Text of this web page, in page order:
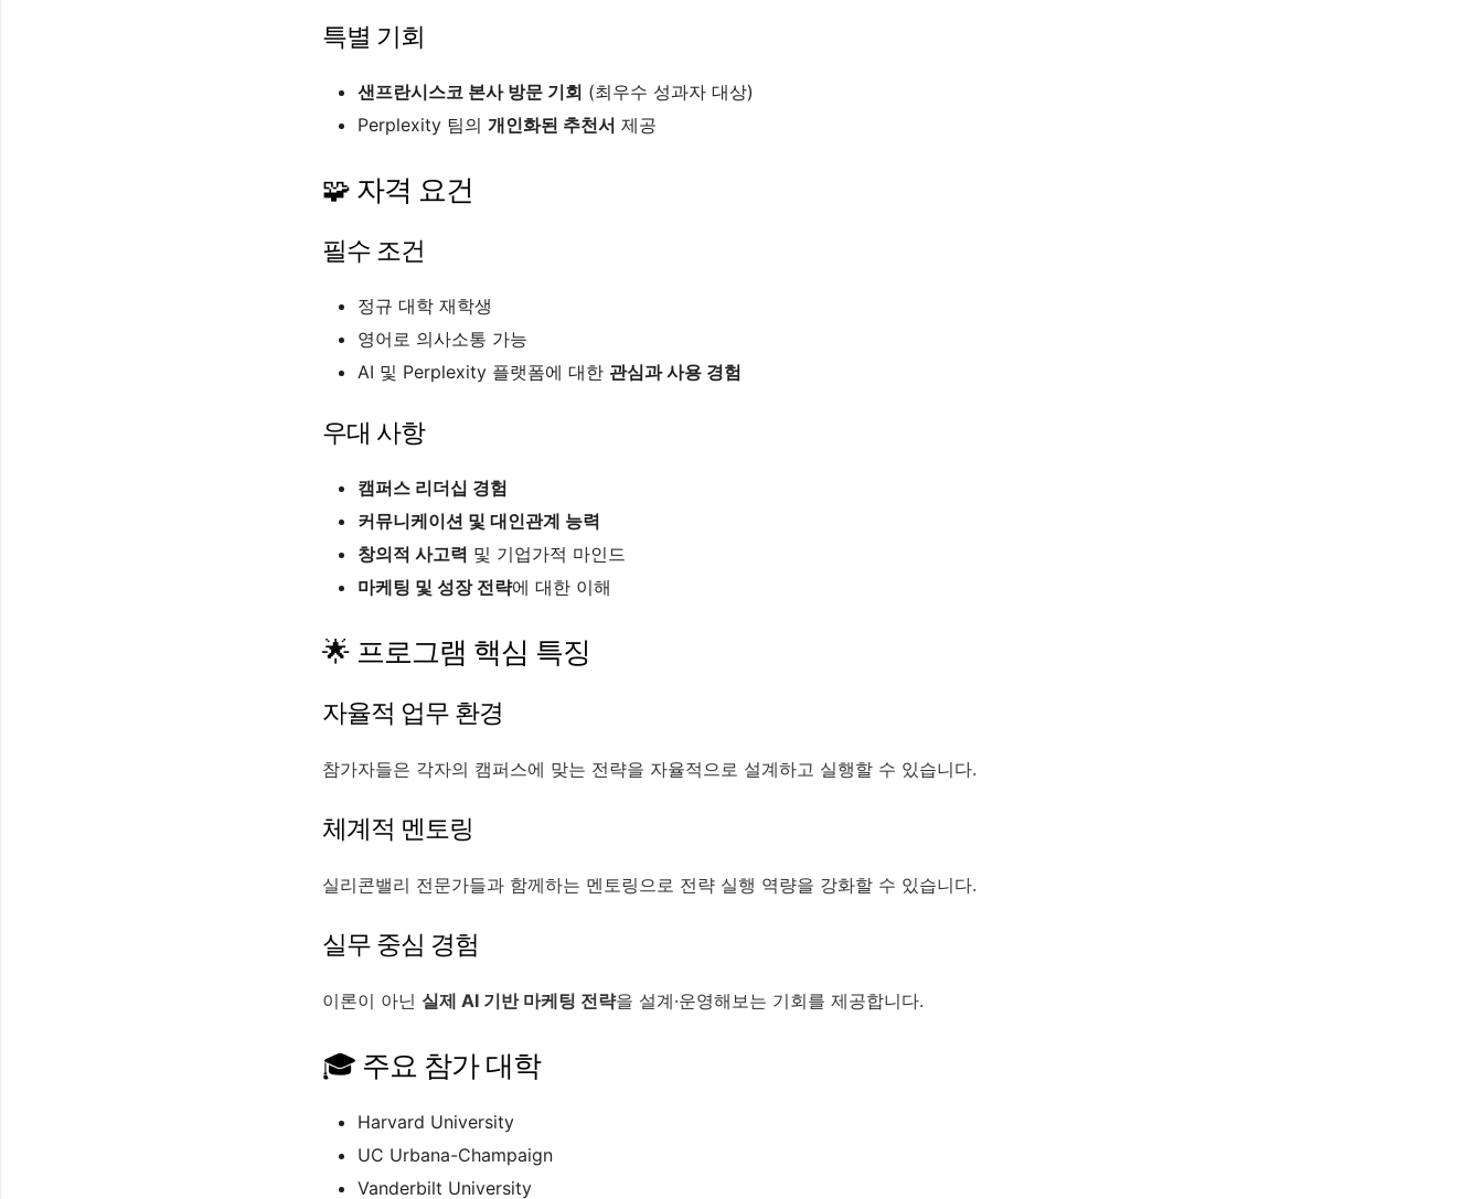
특별 기회
샌프란시스코 본사 방문 기회 (최우수 성과자 대상)
Perplexity 팀의 개인화된 추천서 제공
🧩 자격 요건
필수 조건
정규 대학 재학생
영어로 의사소통 가능
AI 및 Perplexity 플랫폼에 대한 관심과 사용 경험
우대 사항
캠퍼스 리더십 경험
커뮤니케이션 및 대인관계 능력
창의적 사고력 및 기업가적 마인드
마케팅 및 성장 전략에 대한 이해
🌟 프로그램 핵심 특징
자율적 업무 환경
참가자들은 각자의 캠퍼스에 맞는 전략을 자율적으로 설계하고 실행할 수 있습니다.
체계적 멘토링
실리콘밸리 전문가들과 함께하는 멘토링으로 전략 실행 역량을 강화할 수 있습니다.
실무 중심 경험
이론이 아닌 실제 AI 기반 마케팅 전략을 설계·운영해보는 기회를 제공합니다.
🎓 주요 참가 대학
Harvard University
UC Urbana-Champaign
Vanderbilt University